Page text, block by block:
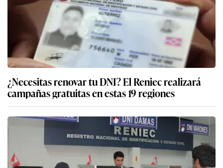
¿Necesitas renovar tu DNI? El Reniec realizará
campañas gratuitas en estas 19 regiones